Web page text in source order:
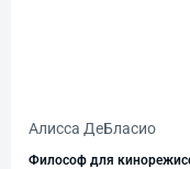
Алисса ДеБласио
Философ для